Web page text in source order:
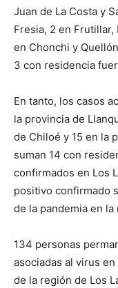
Juan de La Costa y
Fresia, 2 en Frutillar,
en Chonchi y
3 con residencia
En tanto, los casos
la provincia de
de Chiloé y 15 en la
suman 14 con
confirmados en Los
positivo confirmado
de la pandemia en la
134 personas
asociadas al virus
de la región de Los